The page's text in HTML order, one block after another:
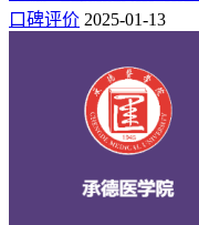
口碑评价 2025-01-13